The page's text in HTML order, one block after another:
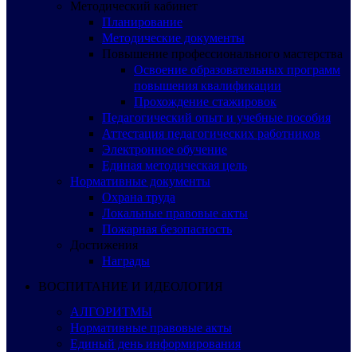
Методический кабинет
Планирование
Методические документы
Повышение профессионального мастерства
Освоение образовательных программ
повышения квалификации
Прохождение стажировок
Педагогический опыт и учебные пособия
Аттестация педагогических работников
Электронное обучение
Единая методическая цель
Нормативные документы
Охрана труда
Локальные правовые акты
Пожарная безопасность
Достижения
Награды
ВОСПИТАНИЕ И ИДЕОЛОГИЯ
АЛГОРИТМЫ
Нормативные правовые акты
Единый день информирования